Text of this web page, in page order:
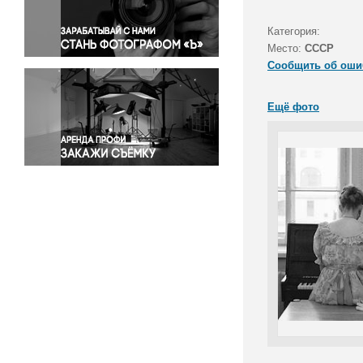
Правосудие
Происшествия и конфликты
Религия
Светская жизнь
Спорт
Экология
Экономика и бизнес
Категория:
Место: СССР
Сообщить об
Ещё фото